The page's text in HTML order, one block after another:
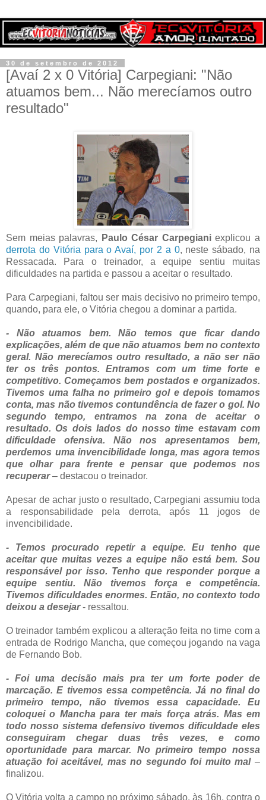
30 de setembro de 2012
[Avaí 2 x 0 Vitória] Carpegiani: "Não
atuamos bem... Não merecíamos outro
resultado"
Sem meias palavras, Paulo César Carpegianiexplicou a
derrota do Vitória para o Avaí, por 2 a 0, neste sábado, na
Ressacada. Para o treinador, a equipe sentiu muitas
dificuldades na partida e passou a aceitar o resultado.
Para Carpegiani, faltou ser mais decisivo no primeiro tempo,
quando, para ele, o Vitória chegou a dominar a partida.
- Não atuamos bem. Não temos que ficar dando
explicações, além de que não atuamos bem no contexto
geral. Não merecíamos outro resultado, a não ser não
ter os três pontos. Entramos com um time forte e
competitivo. Começamos bem postados e organizados.
Tivemos uma falha no primeiro gol e depois tomamos
conta, mas não tivemos contundência de fazer o gol. No
segundo tempo, entramos na zona de aceitar o
resultado. Os dois lados do nosso time estavam com
dificuldade ofensiva. Não nos apresentamos bem,
perdemos uma invencibilidade longa, mas agora temos
que olhar para frente e pensar que podemos nos
recuperar– destacou o treinador.
Apesar de achar justo o resultado, Carpegiani assumiu toda
a responsabilidade pela derrota, após 11 jogos de
invencibilidade.
- Temos procurado repetir a equipe. Eu tenho que
aceitar que muitas vezes a equipe não está bem. Sou
responsável por isso. Tenho que responder porque a
equipe sentiu. Não tivemos força e competência.
Tivemos dificuldades enormes. Então, no contexto todo
deixou a desejar- ressaltou.
O treinador também explicou a alteração feita no time com a
entrada de Rodrigo Mancha, que começou jogando na vaga
de Fernando Bob.
- Foi uma decisão mais pra ter um forte poder de
marcação. E tivemos essa competência. Já no final do
primeiro tempo, não tivemos essa capacidade. Eu
coloquei o Mancha para ter mais força atrás. Mas em
todo nosso sistema defensivo tivemos dificuldade eles
conseguiram chegar duas três vezes, e como
oportunidade para marcar. No primeiro tempo nossa
atuação foi aceitável, mas no segundo foi muito mal –
finalizou.
O Vitória volta a campo no próximo sábado, às 16h, contra o